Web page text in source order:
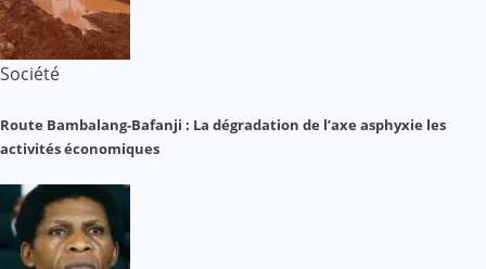
Société
Route Bambalang-Bafanji : La dégradation de l’axe asphyxie les
activités économiques